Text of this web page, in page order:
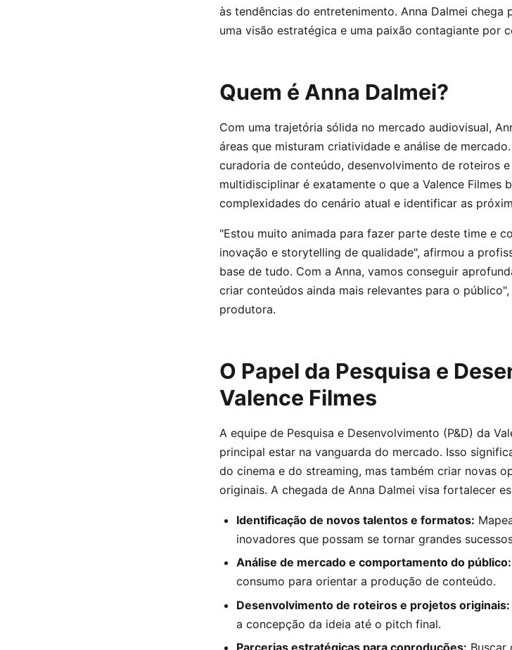
às tendências do entretenimento. Anna Dalmei
uma visão estratégica e uma paixão contagiante por
Quem é Anna Dalmei?
Com uma trajetória sólida no mercado audiovisual,
áreas que misturam criatividade e análise de
curadoria de conteúdo, desenvolvimento de roteiros
multidisciplinar é exatamente o que a Valence Filmes
complexidades do cenário atual e identificar as
"Estou muito animada para fazer parte deste time e
inovação e storytelling de qualidade", afirmou a
base de tudo. Com a Anna, vamos conseguir
criar conteúdos ainda mais relevantes para o
produtora.
O Papel da Pesquisa e
Valence Filmes
A equipe de Pesquisa e Desenvolvimento (P&D) da
principal estar na vanguarda do mercado. Isso
do cinema e do streaming, mas também criar novas
originais. A chegada de Anna Dalmei visa fortalecer
Identificação de novos talentos e formatos:
inovadores que possam se tornar grandes
Análise de mercado e comportamento do público:
consumo para orientar a produção de conteúdo.
Desenvolvimento de roteiros e projetos originais:
a concepção da ideia até o pitch final.